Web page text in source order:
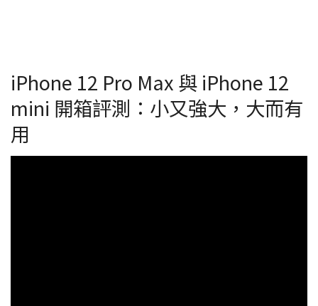
iPhone 12 Pro Max 與 iPhone 12
mini 開箱評測：小又強大，大而有
用